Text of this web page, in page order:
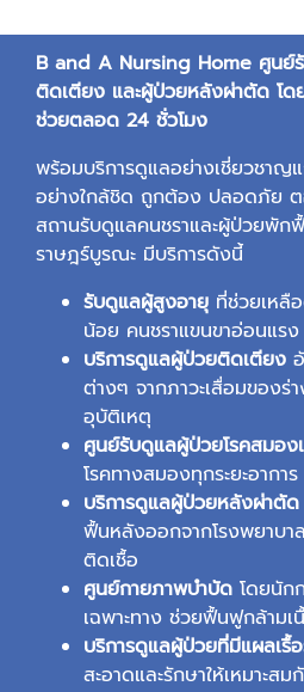
B and A Nursing Home ศูนย์
ติดเตียง และผู้ป่วยหลังผ่าตัด โด
ช่วยตลอด 24 ชั่วโมง
พร้อมบริการดูแลอย่างเชี่ยวชาญ
อย่างใกล้ชิด ถูกต้อง ปลอดภัย ต
สถานรับดูแลคนชราและผู้ป่วยพัก
ราษฎร์บูรณะ มีบริการดังนี้
รับดูแลผู้สูงอายุ ที่ช่วยเหลื
น้อย คนชราแขนขาอ่อนแรง
บริการดูแลผู้ป่วยติดเตียง
ต่างๆ จากภาวะเสื่อมของร่
อุบัติเหตุ
ศูนย์รับดูแลผู้ป่วยโรคสมอง
โรคทางสมองทุกระยะอาการ
บริการดูแลผู้ป่วยหลังผ่าตั
ฟื้นหลังออกจากโรงพยาบ
ติดเชื้อ
ศูนย์กายภาพบำบัด โดยนัก
เฉพาะทาง ช่วยฟื้นฟูกล้ามเ
บริการดูแลผู้ป่วยที่มีแผลเ
สะอาดและรักษาให้เหมาะ